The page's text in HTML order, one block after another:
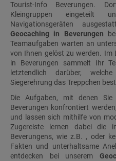
Tourist-Info Beverungen.
Kleingruppen eingeteilt
Navigationsgeräten
Geocaching in Beverungen
Teamaufgaben warten an
von Ihnen gelöst zu werden. Im
in Beverungen sammelt Ihr
letztendlich darüber,
Siegerehrung das Treppchen
Die Aufgaben, mit denen
Beverungen konfrontiert
und lassen sich mithilfe von
Zugereiste lernen dabei die
Beverungens, wie z.B. , oder
Fakten und unterhaltsame
entdecken bei unserem